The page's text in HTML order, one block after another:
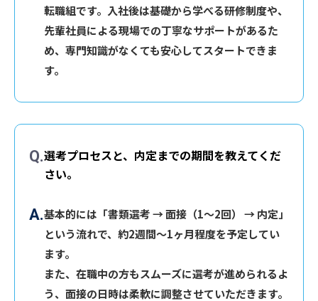
転職組です。入社後は基礎から学べる研修制度や、
先輩社員による現場での丁寧なサポートがあるた
め、専門知識がなくても安心してスタートできま
す。
選考プロセスと、内定までの期間を教えてくだ
さい。
基本的には「書類選考 → 面接（1〜2回） → 内定」
という流れで、約2週間〜1ヶ月程度を予定してい
ます。
また、在職中の方もスムーズに選考が進められるよ
う、面接の日時は柔軟に調整させていただきます。